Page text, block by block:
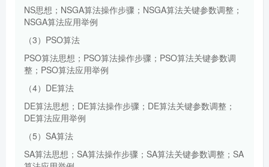
NS思想；NSGA算法操作步骤；NSGA算法关键参数调整；
NSGA算法应用举例
（3）PSO算法
PSO算法思想；PSO算法操作步骤；PSO算法关键参数调
整；PSO算法应用举例
（4）DE算法
DE算法思想；DE算法操作步骤；DE算法关键参数调整；
DE算法应用举例
（5）SA算法
SA算法思想；SA算法操作步骤；SA算法关键参数调整；SA